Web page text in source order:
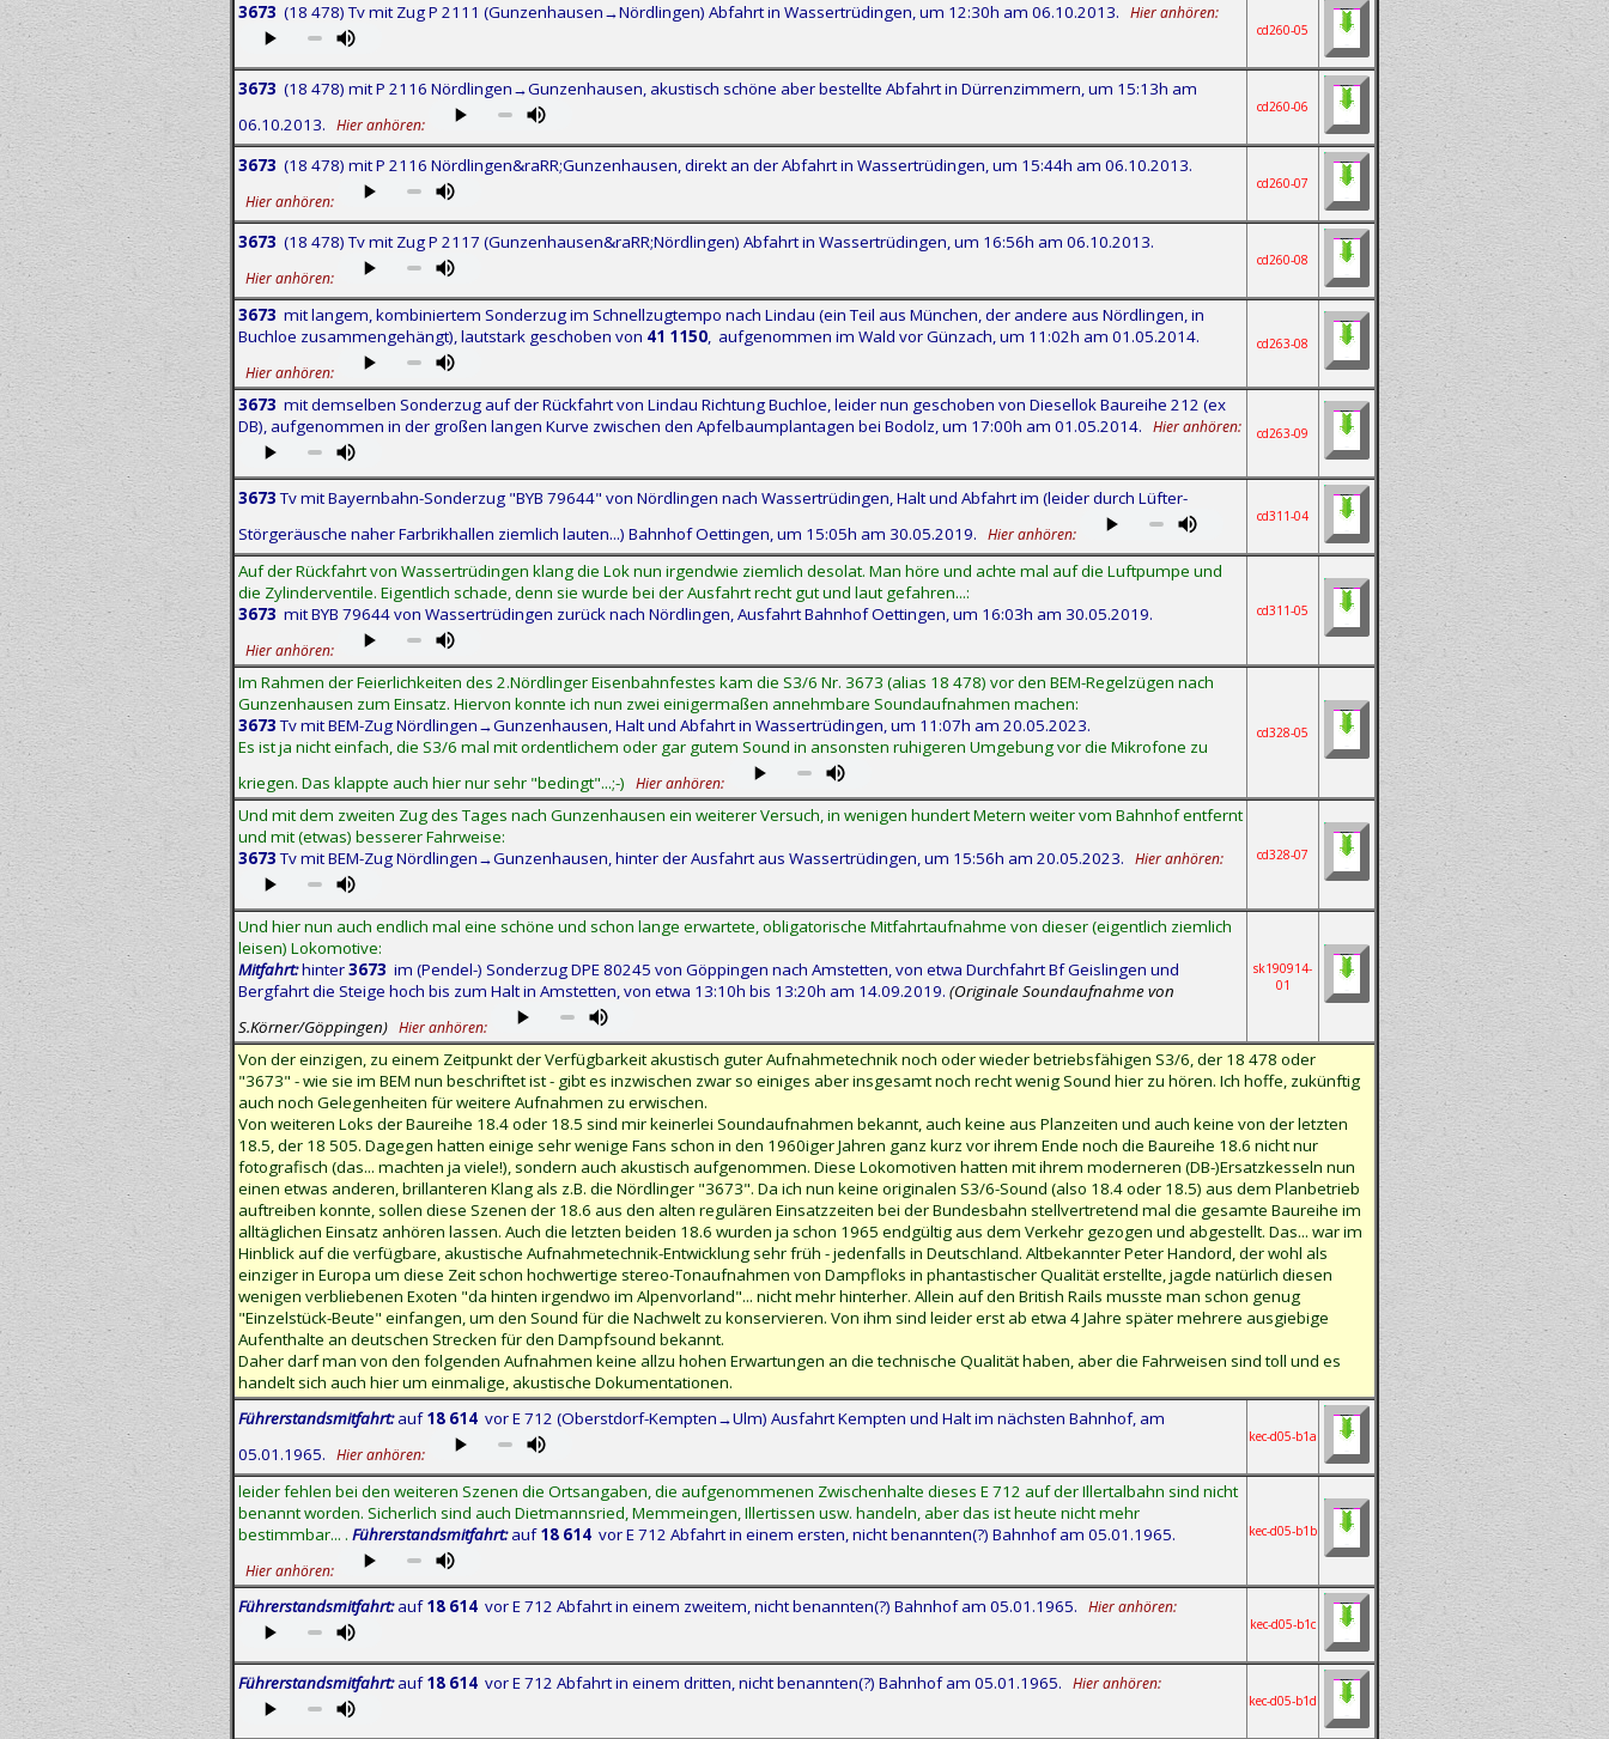
3673 (18 478) Tv mit Zug P 2111 (Gunzenhausen→Nördlingen) Abfahrt in Wassertrüdingen, um 12:30h am 06.10.2013. Hier anhören:
cd260-05
3673 (18 478) mit P 2116 Nördlingen→Gunzenhausen, akustisch schöne aber bestellte Abfahrt in Dürrenzimmern, um 15:13h am
06.10.2013. Hier anhören:
cd260-06
3673 (18 478) mit P 2116 Nördlingen&raRR;Gunzenhausen, direkt an der Abfahrt in Wassertrüdingen, um 15:44h am 06.10.2013.
Hier anhören:
cd260-07
3673 (18 478) Tv mit Zug P 2117 (Gunzenhausen&raRR;Nördlingen) Abfahrt in Wassertrüdingen, um 16:56h am 06.10.2013.
Hier anhören:
cd260-08
3673 mit langem, kombiniertem Sonderzug im Schnellzugtempo nach Lindau (ein Teil aus München, der andere aus Nördlingen, in
Buchloe zusammengehängt), lautstark geschoben von 41 1150, aufgenommen im Wald vor Günzach, um 11:02h am 01.05.2014.
Hier anhören:
cd263-08
3673 mit demselben Sonderzug auf der Rückfahrt von Lindau Richtung Buchloe, leider nun geschoben von Diesellok Baureihe 212 (ex
DB), aufgenommen in der großen langen Kurve zwischen den Apfelbaumplantagen bei Bodolz, um 17:00h am 01.05.2014. Hier anhören: cd263-09
3673Tv mit Bayernbahn-Sonderzug "BYB 79644" von Nördlingen nach Wassertrüdingen, Halt und Abfahrt im (leider durch Lüfter-
Störgeräusche naher Farbrikhallen ziemlich lauten...) Bahnhof Oettingen, um 15:05h am 30.05.2019. Hier anhören:
cd311-04
Auf der Rückfahrt von Wassertrüdingen klang die Lok nun irgendwie ziemlich desolat. Man höre und achte mal auf die Luftpumpe und
die Zylinderventile. Eigentlich schade, denn sie wurde bei der Ausfahrt recht gut und laut gefahren...:
3673 mit BYB 79644 von Wassertrüdingen zurück nach Nördlingen, Ausfahrt Bahnhof Oettingen, um 16:03h am 30.05.2019.
Hier anhören:
cd311-05
Im Rahmen der Feierlichkeiten des 2.Nördlinger Eisenbahnfestes kam die S3/6 Nr. 3673 (alias 18 478) vor den BEM-Regelzügen nach
Gunzenhausen zum Einsatz. Hiervon konnte ich nun zwei einigermaßen annehmbare Soundaufnahmen machen:
3673Tv mit BEM-Zug Nördlingen→Gunzenhausen, Halt und Abfahrt in Wassertrüdingen, um 11:07h am 20.05.2023.
Es ist ja nicht einfach, die S3/6 mal mit ordentlichem oder gar gutem Sound in ansonsten ruhigeren Umgebung vor die Mikrofone zu
kriegen. Das klappte auch hier nur sehr "bedingt"...;-) Hier anhören:
cd328-05
Und mit dem zweiten Zug des Tages nach Gunzenhausen ein weiterer Versuch, in wenigen hundert Metern weiter vom Bahnhof entfernt
und mit (etwas) besserer Fahrweise:
3673Tv mit BEM-Zug Nördlingen→Gunzenhausen, hinter der Ausfahrt aus Wassertrüdingen, um 15:56h am 20.05.2023. Hier anhören: cd328-07
Und hier nun auch endlich mal eine schöne und schon lange erwartete, obligatorische Mitfahrtaufnahme von dieser (eigentlich ziemlich
leisen) Lokomotive:
Mitfahrt:hinter3673 im (Pendel-) Sonderzug DPE 80245 von Göppingen nach Amstetten, von etwa Durchfahrt Bf Geislingen und
Bergfahrt die Steige hoch bis zum Halt in Amstetten, von etwa 13:10h bis 13:20h am 14.09.2019. (Originale Soundaufnahme von
S.Körner/Göppingen) Hier anhören:
sk190914-
01
Von der einzigen, zu einem Zeitpunkt der Verfügbarkeit akustisch guter Aufnahmetechnik noch oder wieder betriebsfähigen S3/6, der 18 478 oder
"3673" - wie sie im BEM nun beschriftet ist - gibt es inzwischen zwar so einiges aber insgesamt noch recht wenig Sound hier zu hören. Ich hoffe, zukünftig
auch noch Gelegenheiten für weitere Aufnahmen zu erwischen.
Von weiteren Loks der Baureihe 18.4 oder 18.5 sind mir keinerlei Soundaufnahmen bekannt, auch keine aus Planzeiten und auch keine von der letzten
18.5, der 18 505. Dagegen hatten einige sehr wenige Fans schon in den 1960iger Jahren ganz kurz vor ihrem Ende noch die Baureihe 18.6 nicht nur
fotografisch (das... machten ja viele!), sondern auch akustisch aufgenommen. Diese Lokomotiven hatten mit ihrem moderneren (DB-)Ersatzkesseln nun
einen etwas anderen, brillanteren Klang als z.B. die Nördlinger "3673". Da ich nun keine originalen S3/6-Sound (also 18.4 oder 18.5) aus dem Planbetrieb
auftreiben konnte, sollen diese Szenen der 18.6 aus den alten regulären Einsatzzeiten bei der Bundesbahn stellvertretend mal die gesamte Baureihe im
alltäglichen Einsatz anhören lassen. Auch die letzten beiden 18.6 wurden ja schon 1965 endgültig aus dem Verkehr gezogen und abgestellt. Das... war im
Hinblick auf die verfügbare, akustische Aufnahmetechnik-Entwicklung sehr früh - jedenfalls in Deutschland. Altbekannter Peter Handord, der wohl als
einziger in Europa um diese Zeit schon hochwertige stereo-Tonaufnahmen von Dampfloks in phantastischer Qualität erstellte, jagde natürlich diesen
wenigen verbliebenen Exoten "da hinten irgendwo im Alpenvorland"... nicht mehr hinterher. Allein auf den British Rails musste man schon genug
"Einzelstück-Beute" einfangen, um den Sound für die Nachwelt zu konservieren. Von ihm sind leider erst ab etwa 4 Jahre später mehrere ausgiebige
Aufenthalte an deutschen Strecken für den Dampfsound bekannt.
Daher darf man von den folgenden Aufnahmen keine allzu hohen Erwartungen an die technische Qualität haben, aber die Fahrweisen sind toll und es
handelt sich auch hier um einmalige, akustische Dokumentationen.
Führerstandsmitfahrt:auf18 614 vor E 712 (Oberstdorf-Kempten→Ulm) Ausfahrt Kempten und Halt im nächsten Bahnhof, am
05.01.1965. Hier anhören:
kec-d05-b1a
leider fehlen bei den weiteren Szenen die Ortsangaben, die aufgenommenen Zwischenhalte dieses E 712 auf der Illertalbahn sind nicht
benannt worden. Sicherlich sind auch Dietmannsried, Memmeingen, Illertissen usw. handeln, aber das ist heute nicht mehr
bestimmbar... . Führerstandsmitfahrt:auf18 614 vor E 712 Abfahrt in einem ersten, nicht benannten(?) Bahnhof am 05.01.1965.
Hier anhören:
kec-d05-b1b
Führerstandsmitfahrt:auf18 614 vor E 712 Abfahrt in einem zweitem, nicht benannten(?) Bahnhof am 05.01.1965. Hier anhören:
kec-d05-b1c
Führerstandsmitfahrt:auf18 614 vor E 712 Abfahrt in einem dritten, nicht benannten(?) Bahnhof am 05.01.1965. Hier anhören:
kec-d05-b1d